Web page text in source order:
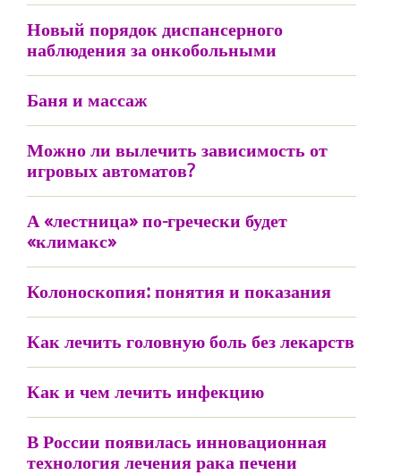
Новый порядок диспансерного
наблюдения за онкобольными
Баня и массаж
Можно ли вылечить зависимость от
игровых автоматов?
А «лестница» по-гречески будет
«климакс»
Колоноскопия: понятия и показания
Как лечить головную боль без лекарств
Как и чем лечить инфекцию
В России появилась инновационная
технология лечения рака печени